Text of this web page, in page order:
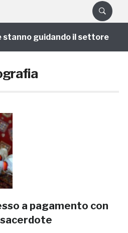
guidando il settore
a pagamento con